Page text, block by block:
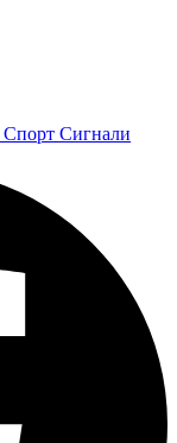
Спорт Сигнали